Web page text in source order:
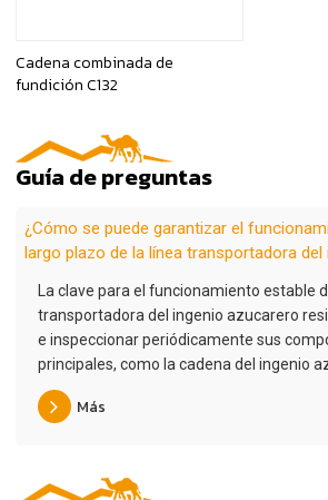
Cadena combinada de
fundición C132
Guía de preguntas
¿Cómo se puede garantizar el
largo plazo de la línea transportadora del
La clave para el funcionamiento estable
transportadora del ingenio azucarero
e inspeccionar periódicamente sus
principales, como la cadena del ingenio
Más